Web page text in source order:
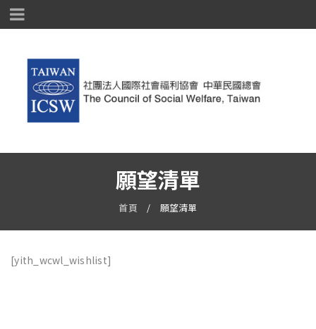
願望清單
首頁 / 願望清單
[yith_wcwl_wishlist]